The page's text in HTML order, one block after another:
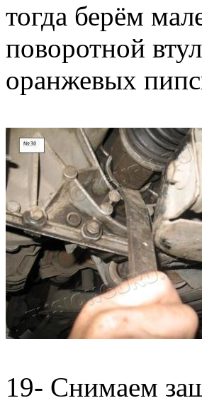
тогда берём
поворотной
оранжевых
19- Снимаем